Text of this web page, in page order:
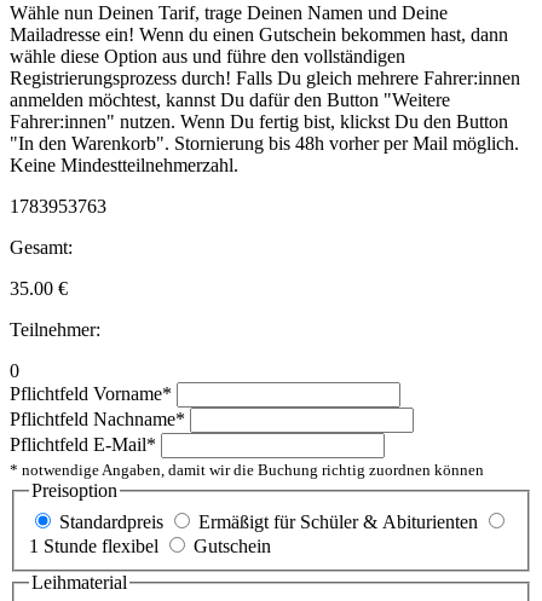
Wähle nun Deinen Tarif, trage Deinen Namen und Deine
Mailadresse ein! Wenn du einen Gutschein bekommen hast, dann
wähle diese Option aus und führe den vollständigen
Registrierungsprozess durch! Falls Du gleich mehrere Fahrer:innen
anmelden möchtest, kannst Du dafür den Button "Weitere
Fahrer:innen" nutzen. Wenn Du fertig bist, klickst Du den Button
"In den Warenkorb". Stornierung bis 48h vorher per Mail möglich.
Keine Mindestteilnehmerzahl.
1783953763
Gesamt:
35.00 €
Teilnehmer:
0
Pflichtfeld Vorname*
Pflichtfeld Nachname*
Pflichtfeld E-Mail*
* notwendige Angaben, damit wir die Buchung richtig zuordnen können
Preisoption
Standardpreis
Ermäßigt für Schüler & Abiturienten
1 Stunde flexibel
Gutschein
Leihmaterial